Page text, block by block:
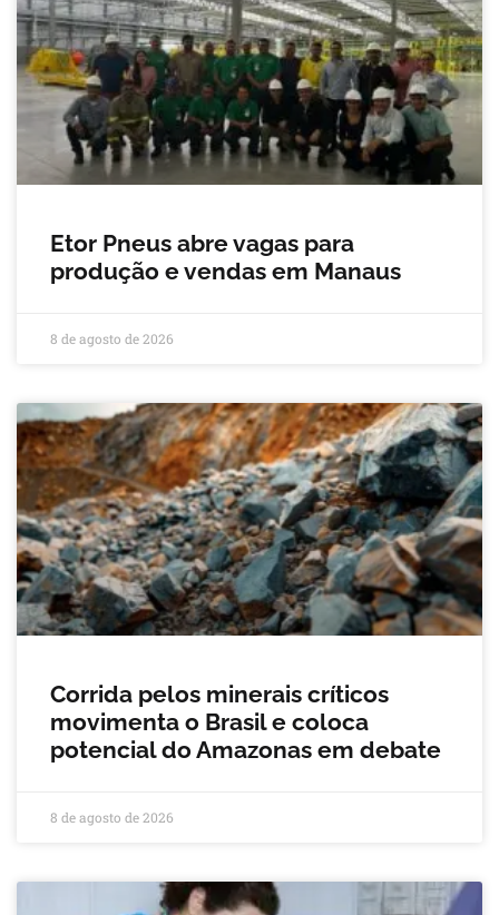
Etor Pneus abre vagas para
produção e vendas em Manaus
8 de agosto de 2026
Corrida pelos minerais críticos
movimenta o Brasil e coloca
potencial do Amazonas em debate
8 de agosto de 2026